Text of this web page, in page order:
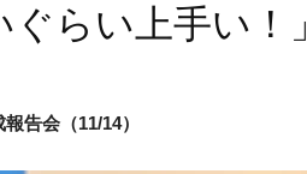
らい上手い！」
告会（11/14）